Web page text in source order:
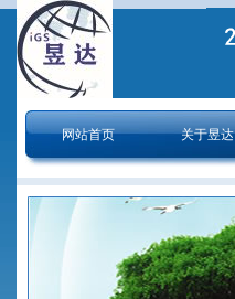
网站首页 关于昱达